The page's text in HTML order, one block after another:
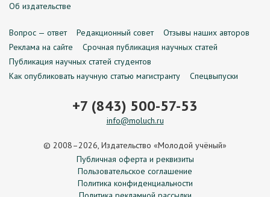
Об издательстве
Вопрос — ответ Редакционный совет
Отзывы наших авторов
Реклама на сайте
Срочная публикация научных статей
Публикация научных статей студентов
Как опубликовать научную статью магистранту
Спецвыпуски
+7 (843) 500-57-53
info@moluch.ru
© 2008–2026, Издательство «Молодой учёный»
Публичная оферта и реквизиты
Пользовательское соглашение
Политика конфиденциальности